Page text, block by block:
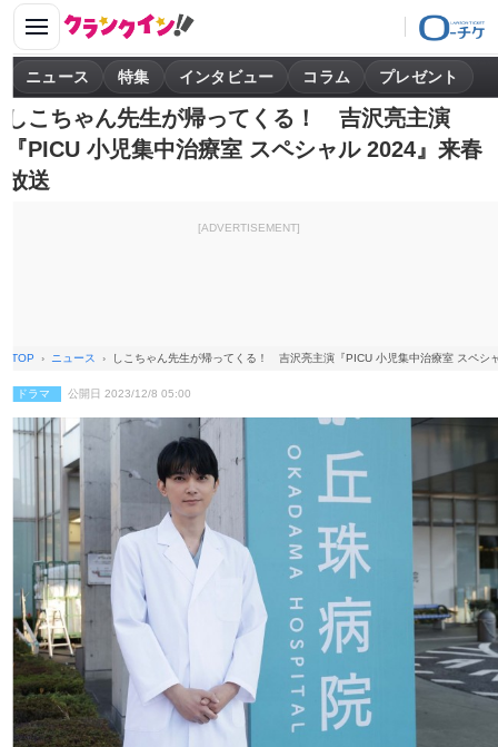
ニュース 特集 インタビュー コラム プレゼント
しこちゃん先生が帰ってくる！ 吉沢亮主演
『PICU 小児集中治療室 スペシャル 2024』来春
放送
[ADVERTISEMENT]
TOP ニュース しこちゃん先生が帰ってくる！ 吉沢亮主演『PICU 小児集中治療室 スペシ
ドラマ 公開日 2023/12/8 05:00